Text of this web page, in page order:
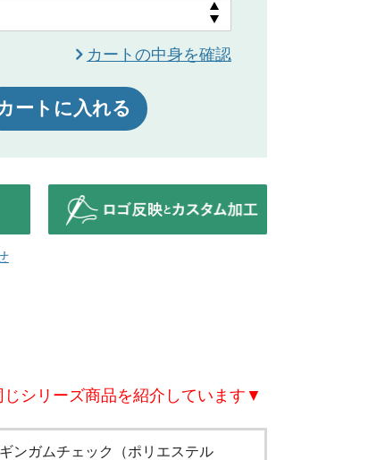
カートの中身を確認
ートに入れる
シリーズ商品を紹介しています▼
ンガムチェック（ポリエステル